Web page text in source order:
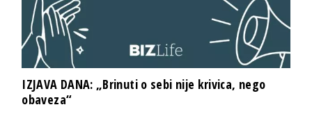
IZJAVA DANA: „Brinuti o sebi nije krivica, nego
obaveza“